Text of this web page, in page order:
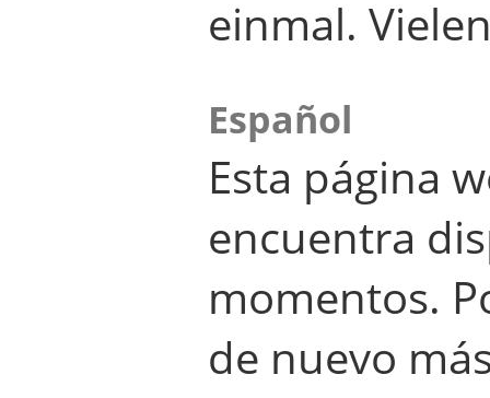
einmal.
Español
Esta página
encuentra
momentos.
de nuevo